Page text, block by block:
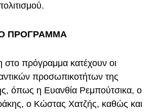
ΠΡΟΓΡΑΜΜΑ
στο πρόγραμμα κατέχουν οι
προσωπικοτήτων της
όπως η Ευανθία Ρεμπούτσικα, ο
ο Κώστας Χατζής, καθώς και